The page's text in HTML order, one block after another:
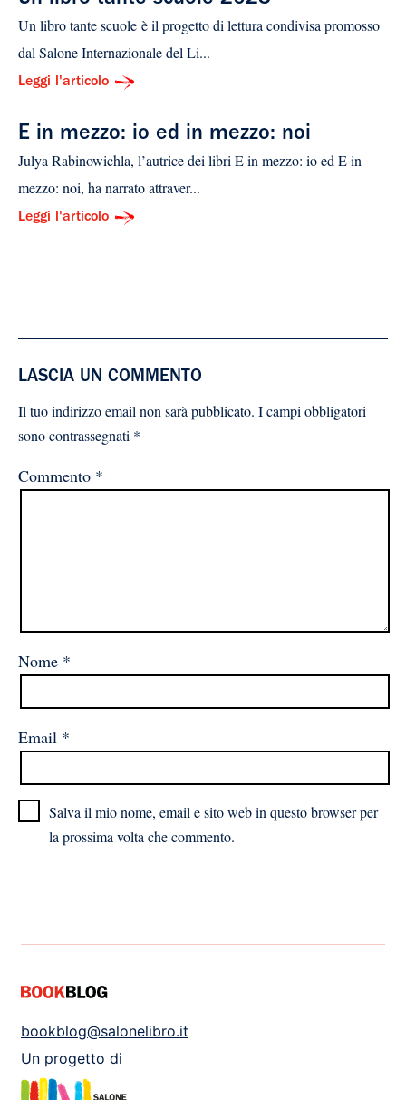
Un libro tante scuole è il progetto di lettura condivisa promosso
dal Salone Internazionale del Li...
Leggi l'articolo
E in mezzo: io ed in mezzo: noi
Julya Rabinowichla, l’autrice dei libri E in mezzo: io ed E in
mezzo: noi, ha narrato attraver...
Leggi l'articolo
LASCIA UN COMMENTO
Il tuo indirizzo email non sarà pubblicato. I campi obbligatori
sono contrassegnati *
Commento *
Nome *
Email *
Salva il mio nome, email e sito web in questo browser per
la prossima volta che commento.
bookblog@salonelibro.it
Un progetto di